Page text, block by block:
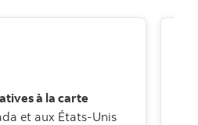
à la carte
et aux États-Unis